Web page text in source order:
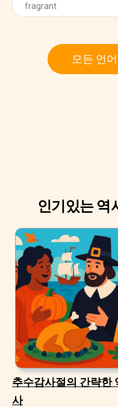
fragrant
모든 언
인기있는 역
추수감사절의 간략한
사